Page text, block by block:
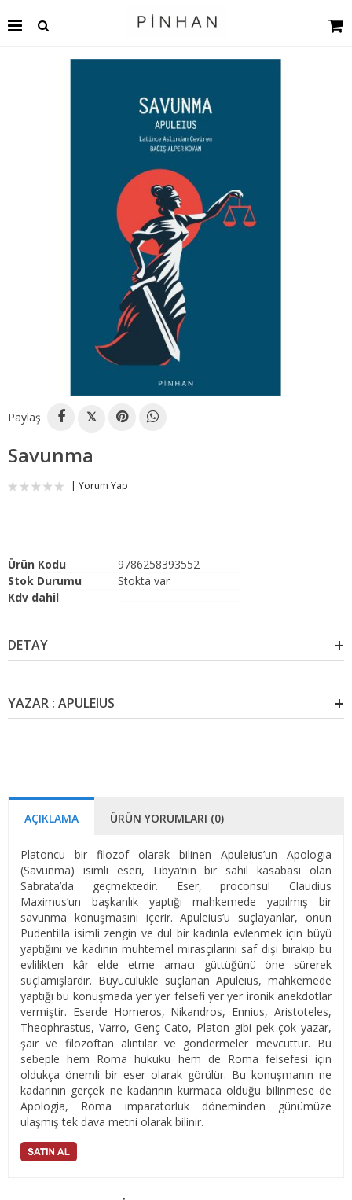
Paylaş 𝕏
Savunma
Yorum Yap
Ürün Kodu
9786258393552
Stok Durumu
Stokta var
Kdv dahil
DETAY
YAZAR : APULEIUS
AÇIKLAMA ÜRÜN YORUMLARI (0)
Platoncu bir filozof olarak bilinen Apuleius’un Apologia
(Savunma) isimli eseri, Libya’nın bir sahil kasabası olan
Sabrata’da geçmektedir. Eser, proconsul Claudius
Maximus’un başkanlık yaptığı mahkemede yapılmış bir
savunma konuşmasını içerir. Apuleius’u suçlayanlar, onun
Pudentilla isimli zengin ve dul bir kadınla evlenmek için büyü
yaptığını ve kadının muhtemel mirasçılarını saf dışı bırakıp bu
evlilikten kâr elde etme amacı güttüğünü öne sürerek
suçlamışlardır. Büyücülükle suçlanan Apuleius, mahkemede
yaptığı bu konuşmada yer yer felsefi yer yer ironik anekdotlar
vermiştir. Eserde Homeros, Nikandros, Ennius, Aristoteles,
Theophrastus, Varro, Genç Cato, Platon gibi pek çok yazar,
şair ve filozoftan alıntılar ve göndermeler mevcuttur. Bu
sebeple hem Roma hukuku hem de Roma felsefesi için
oldukça önemli bir eser olarak görülür. Bu konuşmanın ne
kadarının gerçek ne kadarının kurmaca olduğu bilinmese de
Apologia, Roma imparatorluk döneminden günümüze
ulaşmış tek dava metni olarak bilinir.